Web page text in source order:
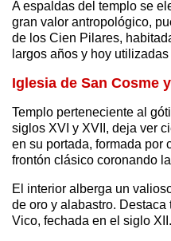
A espaldas del templo se
gran valor antropológico,
de los Cien Pilares,
largos años y hoy
Iglesia de San Cosme
Templo perteneciente al
siglos XVI y XVII, deja ver
en su portada, formada por
frontón clásico coronando
El interior alberga un
de oro y alabastro.
Vico, fechada en el siglo XII.